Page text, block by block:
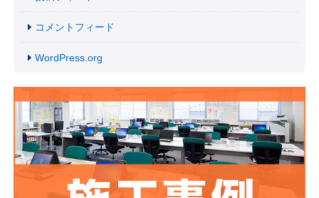
コメントフィード
WordPress.org